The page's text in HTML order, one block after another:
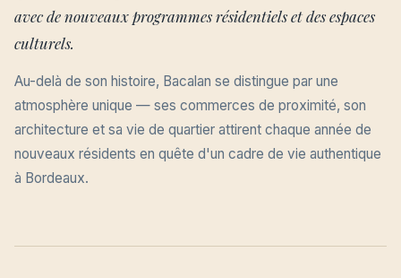
avec de nouveaux programmes résidentiels et des espaces
culturels.
Au-delà de son histoire, Bacalan se distingue par une
atmosphère unique — ses commerces de proximité, son
architecture et sa vie de quartier attirent chaque année de
nouveaux résidents en quête d'un cadre de vie authentique
à Bordeaux.